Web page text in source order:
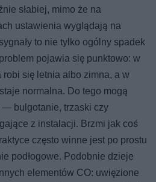
słabiej, mimo że na
ustawienia wyglądają na
to nie tylko ogólny spadek
pojawia się punktowo: w
robi się letnia albo zimna, a w
normalna. Do tego mogą
— bulgotanie, trzaski czy
z instalacji. Brzmi jak coś
często winne jest po prostu
podłogowe. Podobnie dzieje
elementów CO: uwięzione